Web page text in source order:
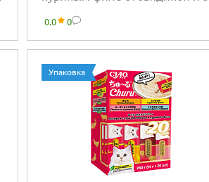
0.0 0
Упаковка